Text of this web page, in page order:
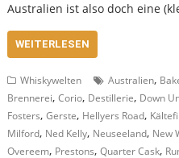
Australien ist also doch eine
WEITERLESEN
Whiskywelten Australien,
Brennerei,Corio, Destillerie, Down
Fosters,Gerste, Hellyers Road,
Milford, Ned Kelly, Neuseeland, New
Overeem, Prestons,Quarter Cask,